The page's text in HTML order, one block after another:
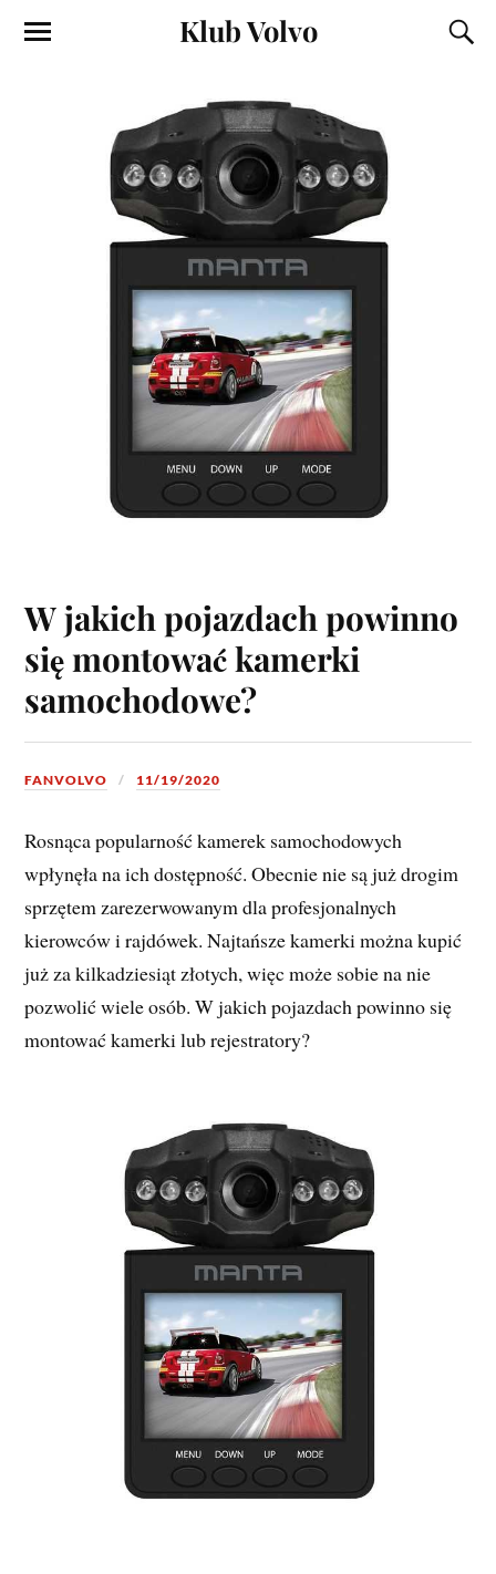
Klub Volvo
W jakich pojazdach powinno
się montować kamerki
samochodowe?
FANVOLVO 11/19/2020
Rosnąca popularność kamerek samochodowych
wpłynęła na ich dostępność. Obecnie nie są już drogim
sprzętem zarezerwowanym dla profesjonalnych
kierowców i rajdówek. Najtańsze kamerki można kupić
już za kilkadziesiąt złotych, więc może sobie na nie
pozwolić wiele osób. W jakich pojazdach powinno się
montować kamerki lub rejestratory?